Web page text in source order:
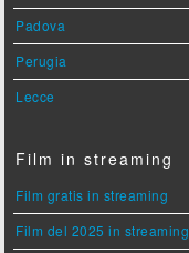
Padova
Perugia
Lecce
Film in streaming
Film gratis in streaming
Film del 2025 in streaming